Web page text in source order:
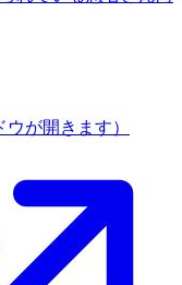
ウが開きます）